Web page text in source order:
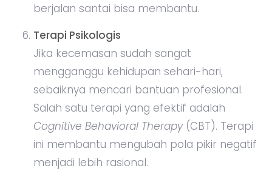
berjalan santai bisa membantu.
Terapi Psikologis
Jika kecemasan sudah sangat
mengganggu kehidupan sehari-hari,
sebaiknya mencari bantuan profesional.
Salah satu terapi yang efektif adalah
Cognitive Behavioral Therapy(CBT). Terapi
ini membantu mengubah pola pikir negatif
menjadi lebih rasional.